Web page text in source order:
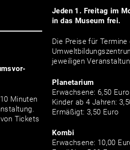
Minuten
Tickets
Jeden 1. Freitag im
in das Museum frei.
Die Preise für Termine
jeweiligen
Planetarium
Erwachsene: 6,50 Euro
Kinder ab 4 Jahren:
Ermäßigt: 3,50 Euro
Kombi
Erwachsene: 10,00